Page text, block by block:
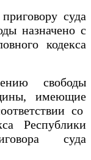
суда
назначено с
кодекса
свободы
имеющие
со
Республики
суда